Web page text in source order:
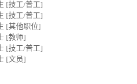
[技工/普工]
[技工/普工]
[其他职位]
[教师]
[技工/普工]
[文员]